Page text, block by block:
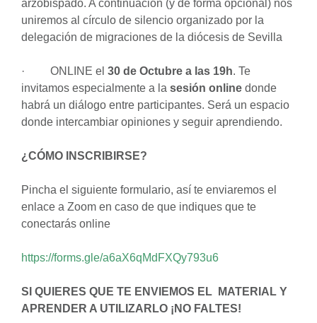
arzobispado. A continuación (y de forma opcional) nos
uniremos al círculo de silencio organizado por la
delegación de migraciones de la diócesis de Sevilla
· ONLINE el 30 de Octubre a las 19h. Te
invitamos especialmente a la sesión online donde
habrá un diálogo entre participantes. Será un espacio
donde intercambiar opiniones y seguir aprendiendo.
¿CÓMO INSCRIBIRSE?
Pincha el siguiente formulario, así te enviaremos el
enlace a Zoom en caso de que indiques que te
conectarás online
https://forms.gle/a6aX6qMdFXQy793u6
SI QUIERES QUE TE ENVIEMOS EL MATERIAL Y
APRENDER A UTILIZARLO ¡NO FALTES!